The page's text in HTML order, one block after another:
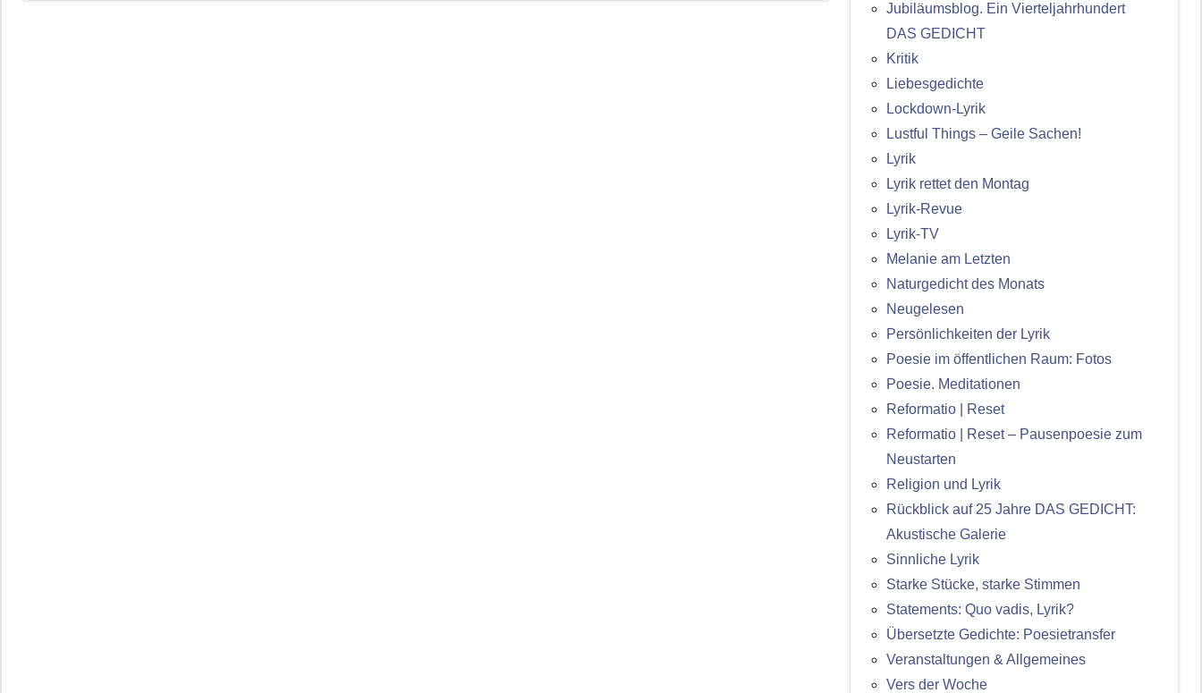
Jubiläumsblog. Ein Vierteljahrhundert
DAS GEDICHT
Kritik
Liebesgedichte
Lockdown-Lyrik
Lustful Things – Geile Sachen!
Lyrik
Lyrik rettet den Montag
Lyrik-Revue
Lyrik-TV
Melanie am Letzten
Naturgedicht des Monats
Neugelesen
Persönlichkeiten der Lyrik
Poesie im öffentlichen Raum: Fotos
Poesie. Meditationen
Reformatio | Reset
Reformatio | Reset – Pausenpoesie zum
Neustarten
Religion und Lyrik
Rückblick auf 25 Jahre DAS GEDICHT:
Akustische Galerie
Sinnliche Lyrik
Starke Stücke, starke Stimmen
Statements: Quo vadis, Lyrik?
Übersetzte Gedichte: Poesietransfer
Veranstaltungen & Allgemeines
Vers der Woche